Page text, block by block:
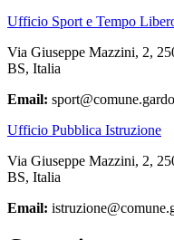
Ufficio Sport e Tempo
Via Giuseppe Mazzini, 2,
BS, Italia
Email:
Ufficio Pubblica Istruzione
Via Giuseppe Mazzini, 2,
BS, Italia
Email: